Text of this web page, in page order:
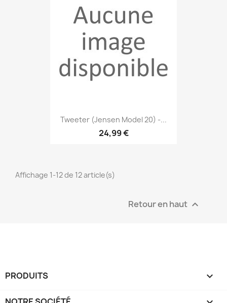
Tweeter (Jensen Model 20) -...
24,99 €
Affichage 1-12 de 12 article(s)
Retour en haut 
PRODUITS 